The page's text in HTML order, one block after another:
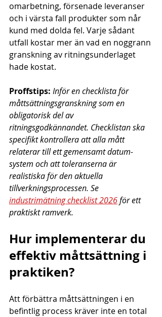
omarbetning, försenade leveranser
och i värsta fall produkter som når
kund med dolda fel. Varje sådant
utfall kostar mer än vad en noggrann
granskning av ritningsunderlaget
hade kostat.
Proffstips: Inför en checklista för
måttsättningsgranskning som en
obligatorisk del av
ritningsgodkännandet. Checklistan ska
specifikt kontrollera att alla mått
relaterar till ett gemensamt datum-
system och att toleranserna är
realistiska för den aktuella
tillverkningsprocessen. Se
industrimätning checklist 2026 för ett
praktiskt ramverk.
Hur implementerar du
effektiv måttsättning i
praktiken?
Att förbättra måttsättningen i en
befintlig process kräver inte en total